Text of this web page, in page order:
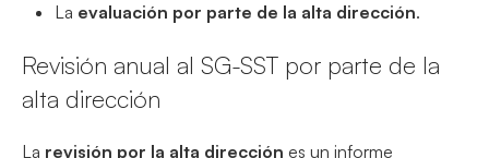
La evaluación por parte de la alta dirección.
Revisión anual al SG-SST por parte de la
alta dirección
La revisión por la alta dirección es un informe